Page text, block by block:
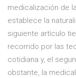
medicalización de
establece la
siguiente artículo
recorrido por las
cotidiana y, el
obstante, la